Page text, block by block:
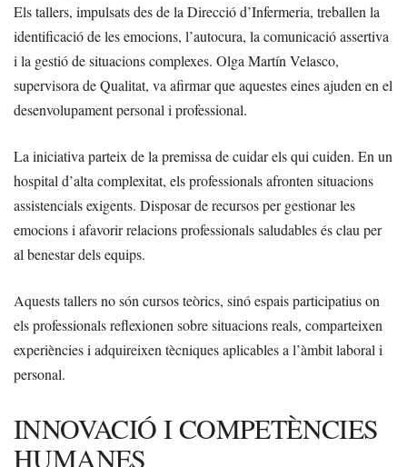
Els tallers, impulsats des de la Direcció d’Infermeria, treballen la
identificació de les emocions, l’autocura, la comunicació assertiva
i la gestió de situacions complexes. Olga Martín Velasco,
supervisora de Qualitat, va afirmar que aquestes eines ajuden en el
desenvolupament personal i professional.
La iniciativa parteix de la premissa de cuidar els qui cuiden. En un
hospital d’alta complexitat, els professionals afronten situacions
assistencials exigents. Disposar de recursos per gestionar les
emocions i afavorir relacions professionals saludables és clau per
al benestar dels equips.
Aquests tallers no són cursos teòrics, sinó espais participatius on
els professionals reflexionen sobre situacions reals, comparteixen
experiències i adquireixen tècniques aplicables a l’àmbit laboral i
personal.
INNOVACIÓ I COMPETÈNCIES
HUMANES